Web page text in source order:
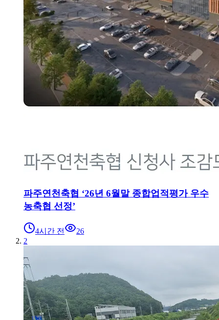
파주연천축협 ‘26년 6월말 종합업적평가 우수
농축협 선정’
4시간 전
26
2